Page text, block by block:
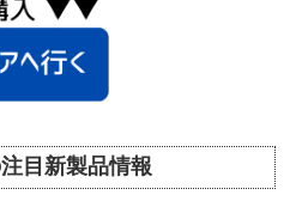
目新製品情報